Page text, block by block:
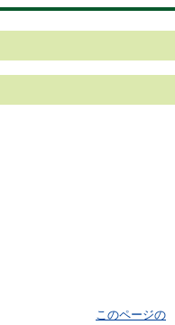
このページの